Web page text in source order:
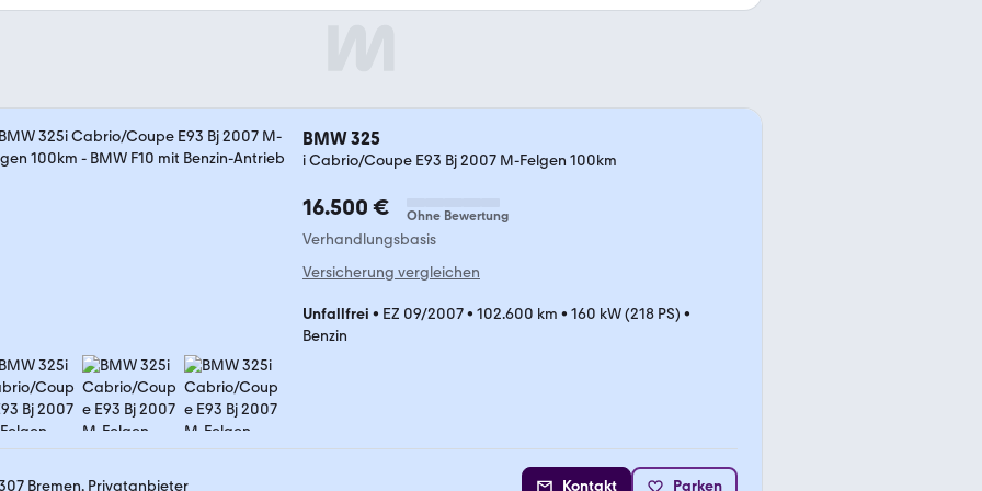
BMW 325
i Cabrio/Coupe E93 Bj 2007 M-Felgen 100km
16.500 € Ohne Bewertung
Verhandlungsbasis
Versicherung vergleichen
Unfallfrei • EZ 09/2007• 102.600 km • 160 kW (218 PS) •
Benzin
Bremen, Privatanbieter Kontakt Parken